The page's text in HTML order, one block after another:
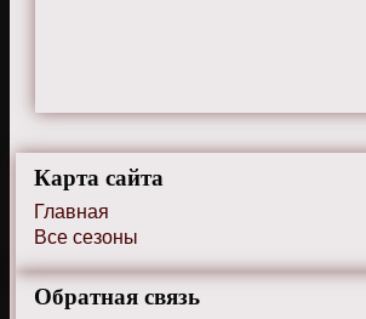
Карта сайта
Главная
Все сезоны
Обратная связь